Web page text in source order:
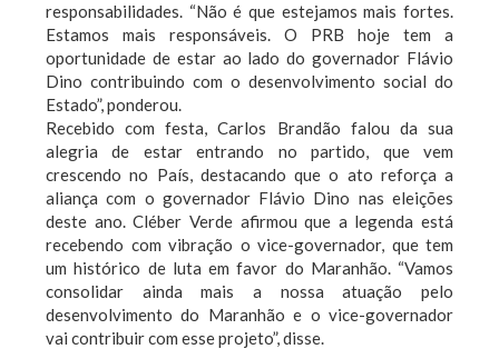
responsabilidades. “Não é que estejamos mais fortes.
Estamos mais responsáveis. O PRB hoje tem a
oportunidade de estar ao lado do governador Flávio
Dino contribuindo com o desenvolvimento social do
Estado”, ponderou.
Recebido com festa, Carlos Brandão falou da sua
alegria de estar entrando no partido, que vem
crescendo no País, destacando que o ato reforça a
aliança com o governador Flávio Dino nas eleições
deste ano. Cléber Verde afirmou que a legenda está
recebendo com vibração o vice-governador, que tem
um histórico de luta em favor do Maranhão. “Vamos
consolidar ainda mais a nossa atuação pelo
desenvolvimento do Maranhão e o vice-governador
vai contribuir com esse projeto”, disse.